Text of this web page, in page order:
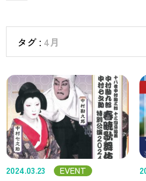
タグ : 4月
2024.03.23 EVENT